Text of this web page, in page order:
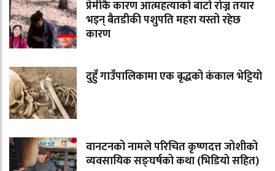
प्रेमीकै कारण आत्महत्याको बाटो रोज्न तयार
भइन् बैतडीकी पशुपति महरा यस्तो रहेछ
कारण
दुहुँ गाउँपालिकामा एक बृद्धको कंकाल भेट्टियो
वानटनको नामले परिचित कृष्णदत्त जोशीको
व्यवसायिक सङ्घर्षको कथा (भिडियो सहित)